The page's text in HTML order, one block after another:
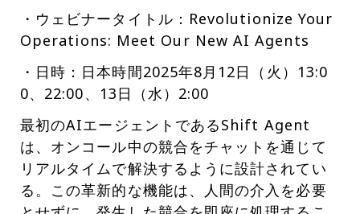
・ウェビナータイトル：Revolutionize Your
Operations: Meet Our New AI Agents
・日時：日本時間2025年8月12日（火）13:0
0、22:00、13日（水）2:00
最初のAIエージェントであるShift Agent
は、オンコール中の競合をチャットを通じて
リアルタイムで解決するように設計されてい
る。この革新的な機能は、人間の介入を必要